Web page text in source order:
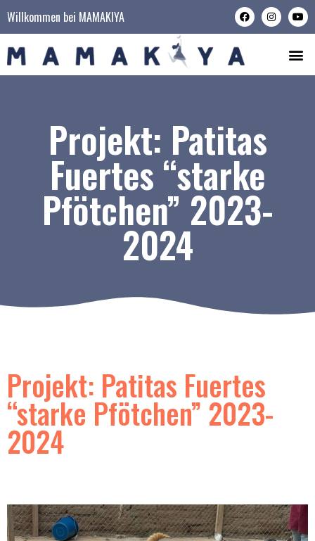
Willkommen bei MAMAKIYA
Projekt: Patitas
Fuertes “starke
Pfötchen” 2023-
2024
Projekt: Patitas Fuertes
“starke Pfötchen” 2023-
2024